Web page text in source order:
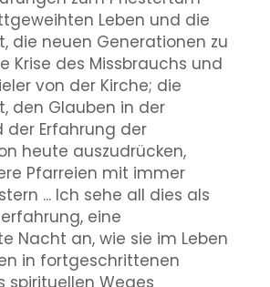
Leben und die
die neuen Generationen zu
Krise des Missbrauchs und
von der Kirche; die
den Glauben in der
der Erfahrung der
heute auszudrücken,
Pfarreien mit immer
... Ich sehe all dies als
eine
Nacht an, wie sie im Leben
in fortgeschrittenen
spirituellen Weges